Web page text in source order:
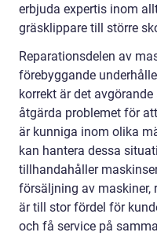
erbjuda expertis inom
gräsklippare till större
Reparationsdelen av
förebyggande
korrekt är det
åtgärda problemet för
är kunniga inom olika
kan hantera dessa
tillhandahåller
försäljning av maskiner,
är till stor fördel för
och få service på